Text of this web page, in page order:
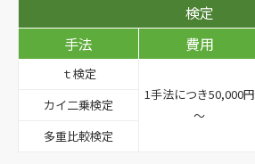
検定
手法
費用
ｔ検定
1手法につき50,000円
～
カイ二乗検定
多重比較検定